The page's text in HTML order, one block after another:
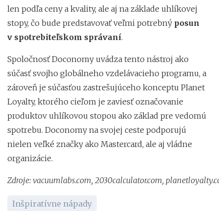
len podľa ceny a kvality, ale aj na základe uhlíkovej
stopy, čo bude predstavovať veľmi potrebný posun
v spotrebiteľskom správaní.
Spoločnosť Doconomy uvádza tento nástroj ako
súčasť svojho globálneho vzdelávacieho programu, a
zároveň je súčasťou zastrešujúceho konceptu Planet
Loyalty, ktorého cieľom je zaviesť označovanie
produktov uhlíkovou stopou ako základ pre vedomú
spotrebu. Doconomy na svojej ceste podporujú
nielen veľké značky ako Mastercard, ale aj vládne
organizácie.
Zdroje: vacuumlabs.com, 2030calculator.com,
Inšpiratívne nápady